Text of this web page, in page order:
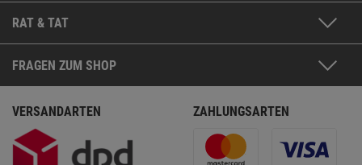
RAT & TAT
FRAGEN ZUM SHOP
VERSANDARTEN ZAHLUNGSARTEN